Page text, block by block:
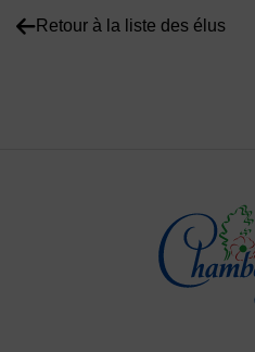
Retour à la liste des élus